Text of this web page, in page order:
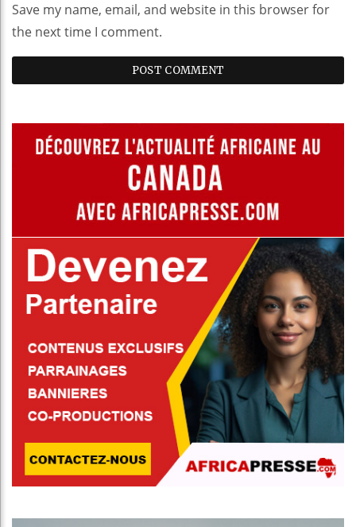
Save my name, email, and website in this browser for
the next time I comment.